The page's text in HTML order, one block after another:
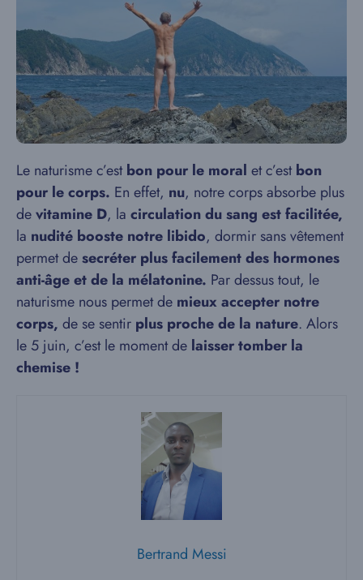
Le naturisme c’estbon pour le moral et c’estbon
pour le corps. En effet, nu, notre corps absorbe plus
devitamine D, la circulation du sang est facilitée,
la nudité booste notre libido, dormir sans vêtement
permet desecréter plus facilement des hormones
anti-âge et de la mélatonine. Par dessus tout, le
naturisme nous permet de mieux accepter notre
corps, de se sentir plus proche de la nature. Alors
le 5 juin, c’est le moment de laisser tomber la
chemise !
Bertrand Messi